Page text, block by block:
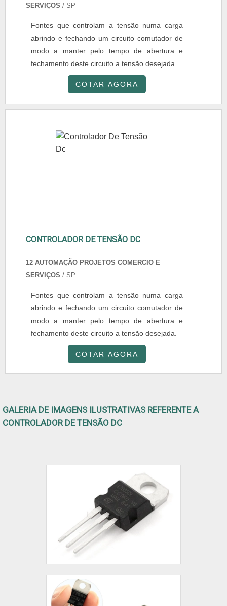
SERVIÇOS / SP
Fontes que controlam a tensão numa carga
abrindo e fechando um circuito comutador de
modo a manter pelo tempo de abertura e
fechamento deste circuito a tensão desejada.
COTAR AGORA
CONTROLADOR DE TENSÃO DC
12 AUTOMAÇÃO PROJETOS COMERCIO E
SERVIÇOS / SP
Fontes que controlam a tensão numa carga
abrindo e fechando um circuito comutador de
modo a manter pelo tempo de abertura e
fechamento deste circuito a tensão desejada.
COTAR AGORA
GALERIA DE IMAGENS ILUSTRATIVAS REFERENTE A
CONTROLADOR DE TENSÃO DC